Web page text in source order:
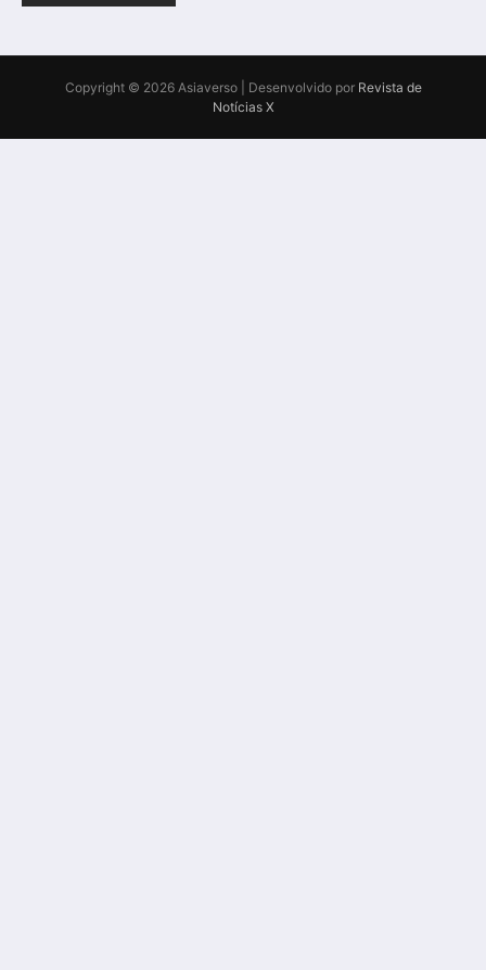
Copyright © 2026 Asiaverso | Desenvolvido por Revista de
Notícias X